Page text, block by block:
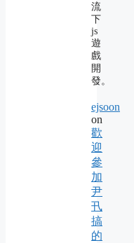
流
下
js
遊
戲
開
發。
ejsoon
on
歡
迎
參
加
尹
卂
搞
的